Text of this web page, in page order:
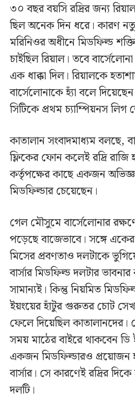
৩০ বছর বয়সি রদ্রির জন্য
ছিল অনেক দিন ধরে। কারণ
মরিনিওর অধীনে মিডফিল্ড
চাইছিল রিয়াল। তবে
এক ধাক্কা দিল। রিয়ালকে
বার্সেলোনাকে হ্যাঁ বলে
সিটিকে প্রথম চ্যাম্পিয়নস লিগ
কাতালান সংবাদমাধ্যম বলছে,
ফ্লিকের ফোন কলেই রদ্রি রাজি
কর্তৃপক্ষের কাছে একজন অভিজ্ঞ
মিডফিল্ডার চেয়েছেন।
গেল মৌসুমে বার্সেলোনার
পড়েছে বাজেভাবে। সঙ্গে
মিসের প্রবণতাও দলটাকে
বার্সার মিডফিল্ড দলটার
সামান্যই। কিন্তু নিয়মিত
ইয়ংয়ের হাঁটুর গুরুতর চোট
ফেলে দিয়েছিল কাতালানদের।
সময় মাঠের বাইরে থাকবেন
একজন মিডফিল্ডারও প্রয়োজন
বার্সার। সে কারণেই রদ্রির
দলটি।